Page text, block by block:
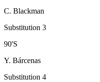
C. Blackman
Substitution 3
90'S
Y. Bárcenas
Substitution 4